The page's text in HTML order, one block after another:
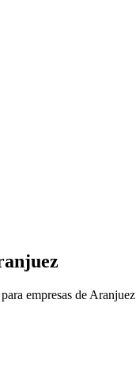
empresas de Aranjuez